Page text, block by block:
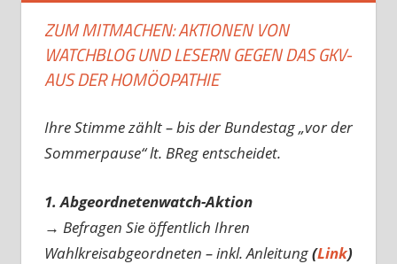
ZUM MITMACHEN: AKTIONEN VON
WATCHBLOG UND LESERN GEGEN DAS GKV-
AUS DER HOMÖOPATHIE
Ihre Stimme zählt – bis der Bundestag „vor der
Sommerpause“ lt. BReg entscheidet.
1. Abgeordnetenwatch-Aktion
→ Befragen Sie öffentlich Ihren
Wahlkreisabgeordneten – inkl. Anleitung(Link)